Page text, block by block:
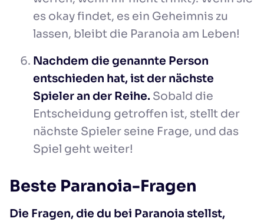
es okay findet, es ein Geheimnis zu
lassen, bleibt die Paranoia am Leben!
Nachdem die genannte Person
entschieden hat, ist der nächste
Spieler an der Reihe. Sobald die
Entscheidung getroffen ist, stellt der
nächste Spieler seine Frage, und das
Spiel geht weiter!
Beste Paranoia-Fragen
Die Fragen, die du bei Paranoia stellst,